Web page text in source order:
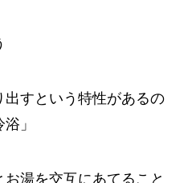
すという特性があるの
」
湯を交互にあてること